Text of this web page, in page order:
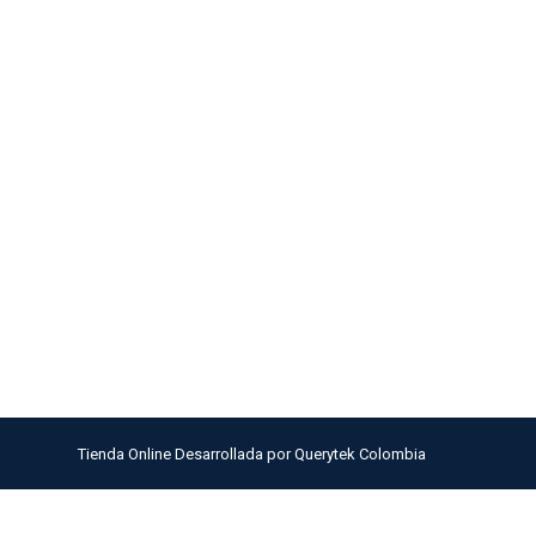
Tienda Online Desarrollada porQuerytek Colombia